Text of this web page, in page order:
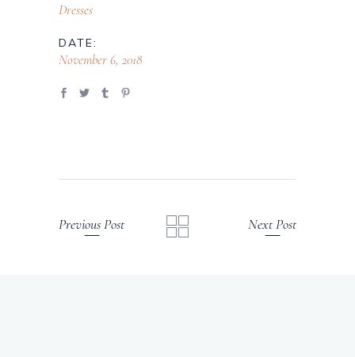
Dresses
DATE:
November 6, 2018
Previous Post Next Post